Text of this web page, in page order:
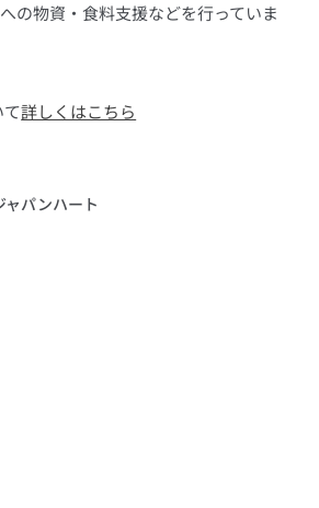
の物資・食料支援などを行っていま
て詳しくはこちら
パンハート